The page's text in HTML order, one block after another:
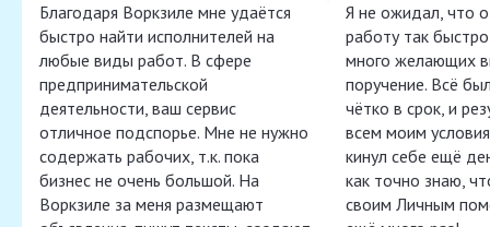
Благодаря Воркзиле мне удаётся
быстро найти исполнителей на
любые виды работ. В сфере
предпринимательской
деятельности, ваш сервис
отличное подспорье. Мне не нужно
содержать рабочих, т.к. пока
бизнес не очень большой. На
Воркзиле за меня размещают
Я не ожидал, что
работу так
много желающих
поручение. Всё
чётко в срок, и
всем моим
кинул себе ещё
как точно знаю,
своим Личным